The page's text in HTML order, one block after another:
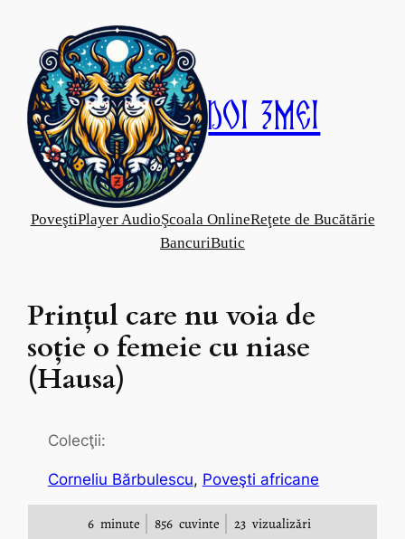
content
Doi Zmei
PoveştiPlayer AudioŞcoala OnlineReţete de Bucătărie
BancuriButic
Prinţul care nu voia de
soţie o femeie cu niase
(Hausa)
Colecţii:
Corneliu Bărbulescu, Poveşti africane
6 minute 856 cuvinte 23 vizualizări